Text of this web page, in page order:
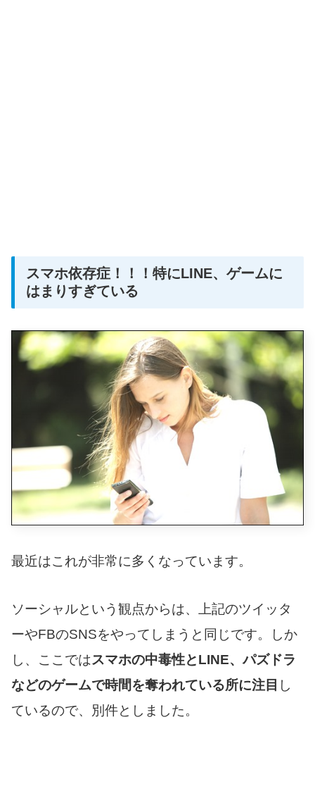
スマホ依存症！！！特にLINE、ゲームに
はまりすぎている
最近はこれが非常に多くなっています。
ソーシャルという観点からは、上記のツイッタ
ーやFBのSNSをやってしまうと同じです。しか
し、ここではスマホの中毒性とLINE、パズドラ
などのゲームで時間を奪われている所に注目 し
ているので、別件としました。